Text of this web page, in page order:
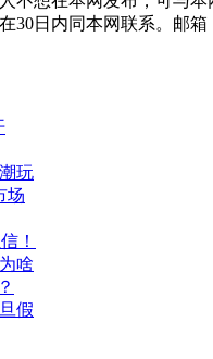
30日内同本网联系。邮箱
玩
场
！
啥
假